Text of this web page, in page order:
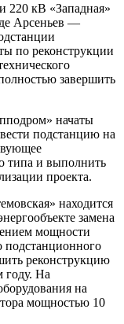
220 кВ «Западная»
Арсеньев —
по реконструкции
завершить
начаты
подстанцию на
типа и выполнить
проекта.
находится
замена
мощности
подстанционного
реконструкцию
году. На
на
мощностью 10